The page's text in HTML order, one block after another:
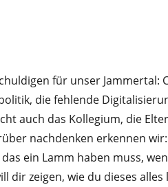
für unser Jammertal:
die fehlende
auch das Kollegium, die
nachdenken erkennen
ein Lamm haben muss,
dir zeigen, wie du dieses